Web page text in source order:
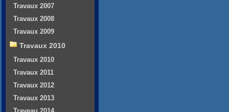
Travaux 2007
Travaux 2008
Travaux 2009
Travaux 2010
Travaux 2010
Travaux 2011
Travaux 2012
Travaux 2013